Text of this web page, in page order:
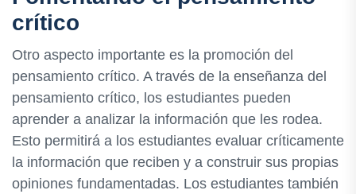
crítico
Otro aspecto importante es la promoción del
pensamiento crítico. A través de la enseñanza del
pensamiento crítico, los estudiantes pueden
aprender a analizar la información que les rodea.
Esto permitirá a los estudiantes evaluar críticamente
la información que reciben y a construir sus propias
opiniones fundamentadas. Los estudiantes también